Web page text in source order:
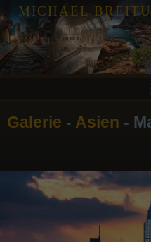
MICHAEL
Galerie - Asien -